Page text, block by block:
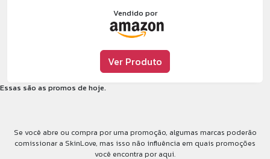
Vendido por
Ver Produto
Essas são as promos de hoje.
Se você abre ou compra por uma promoção, algumas marcas poderão
comissionar a SkinLove, mas isso não influência em quais promoções
você encontra por aqui.